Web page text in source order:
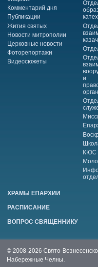
Комментарий дня
Публикации
Жития святых
Новости митрополии
Церковные новости
Фоторепортажи
Видеосюжеты
и
КЮС
ХРАМЫ ЕПАРХИИ
РАСПИСАНИЕ
ВОПРОС СВЯЩЕННИКУ
© 2008-2026 Свято-
Набережные Челны.